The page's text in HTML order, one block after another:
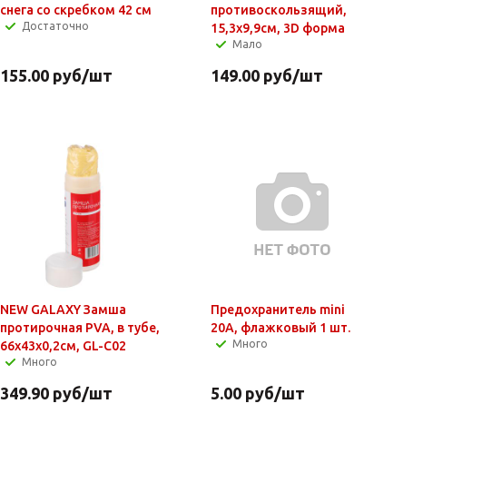
снега со скребком 42 см
Достаточно
155.00 руб/шт
противоскользящий,
15,3x9,9см, 3D форма
Мало
149.00руб/шт
NEW GALAXY Замша
протирочная PVA, в тубе,
66x43x0,2см, GL-C02
Много
349.90 руб/шт
Предохранитель mini
20А, флажковый 1 шт.
Много
5.00руб/шт